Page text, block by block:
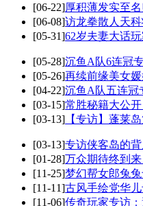
[06-22]厚积薄发实至
[06-08]访龙拳散人天
[05-31]62岁夫妻大话
[05-28]沉鱼A队6连冠
[05-26]再续前缘美女
[04-22]沉鱼A队五连冠
[03-15]常胜秘籍大公
[03-13] 【专访】蓬莱
[03-13]专访侠客岛的
[01-28]万众期待终到
[11-25]梦幻帮女郎兔
[11-11]古风手绘党华
[11-06]传奇玩家专访